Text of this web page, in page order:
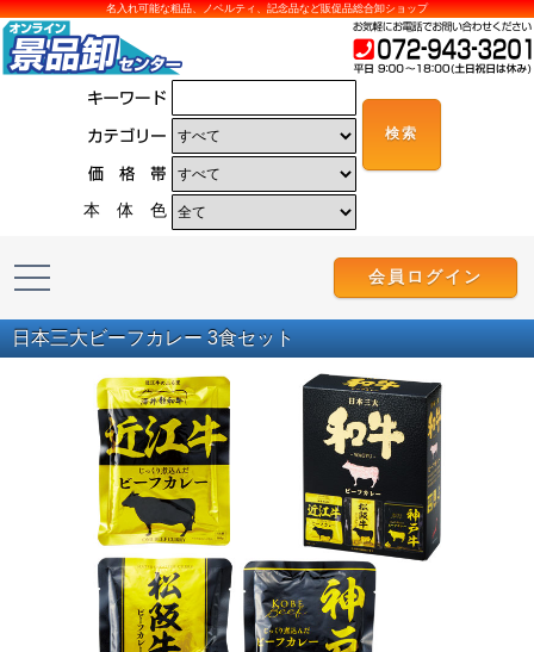
名入れ可能な粗品、ノベルティ、記念品など販促品総合卸ショップ
本 体 色
会員ログイン
日本三大ビーフカレー 3食セット